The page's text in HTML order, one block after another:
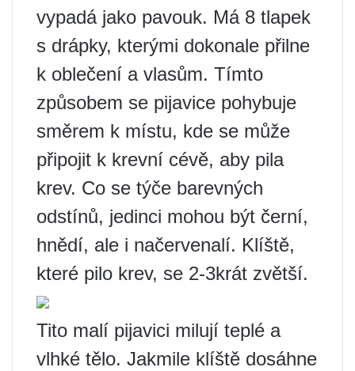
vypadá jako pavouk. Má 8 tlapek
s drápky, kterými dokonale přilne
k oblečení a vlasům. Tímto
způsobem se pijavice pohybuje
směrem k místu, kde se může
připojit k krevní cévě, aby pila
krev. Co se týče barevných
odstínů, jedinci mohou být černí,
hnědí, ale i načervenalí. Klíště,
které pilo krev, se 2-3krát zvětší.
Tito malí pijavici milují teplé a
vlhké tělo. Jakmile klíště dosáhne